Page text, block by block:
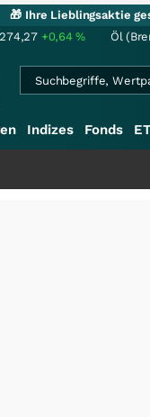
🎁 Ihre Lieblingsaktie
+0,64% Öl
Indizes Fonds